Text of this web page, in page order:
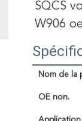
SQCS
W906
Nom de la
OE non.